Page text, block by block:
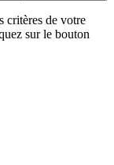
critères de votre
sur le bouton